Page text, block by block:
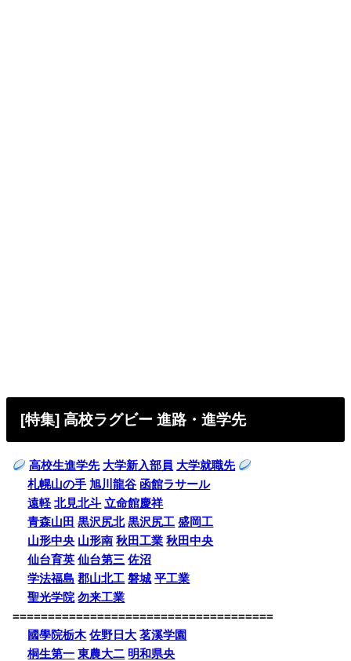
[特集] 高校ラグビー 進路・進学先
高校生進学先 大学新入部員 大学就職先
札幌山の手 旭川龍谷 函館ラサール
遠軽 北見北斗 立命館慶祥
青森山田 黒沢尻北 黒沢尻工 盛岡工
山形中央 山形南 秋田工業 秋田中央
仙台育英 仙台第三 佐沼
学法福島 郡山北工 磐城 平工業
聖光学院 勿来工業
=====================================
國學院栃木 佐野日大 茗溪学園
桐生第一 東農大二 明和県央